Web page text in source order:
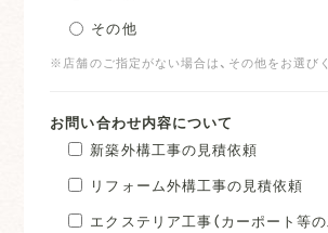
その他
※店舗のご指定がない場合は、その他をお選び
お問い合わせ内容について
新築外構工事の見積依頼
リフォーム外構工事の見積依頼
エクステリア工事（カーポート等